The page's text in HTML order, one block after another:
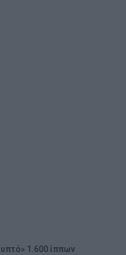
1.600 ίππων